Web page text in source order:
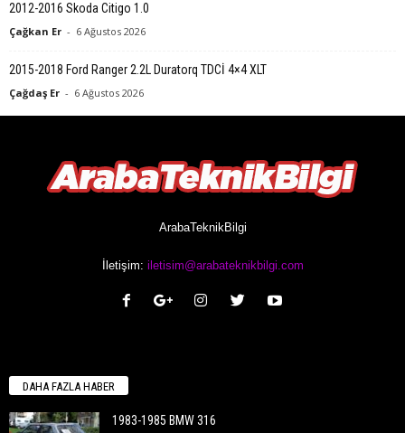
2012-2016 Skoda Citigo 1.0
Çağkan Er - 6 Ağustos 2026
2015-2018 Ford Ranger 2.2L Duratorq TDCİ 4×4 XLT
Çağdaş Er - 6 Ağustos 2026
ArabaTeknikBilgi
İletişim: iletisim@arabateknikbilgi.com
DAHA FAZLA HABER
1983-1985 BMW 316